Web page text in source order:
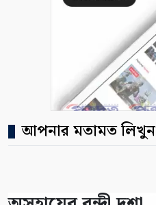
আপনার মতামত লিখুন